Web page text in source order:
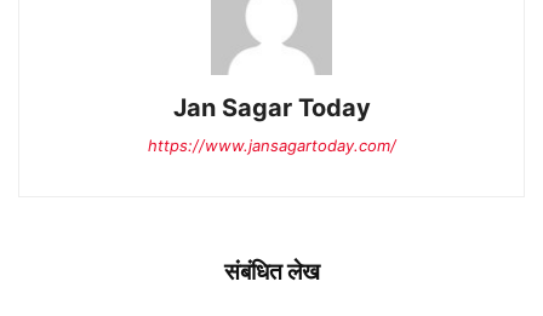
Jan Sagar Today
https://www.jansagartoday.com/
संबंधित लेख